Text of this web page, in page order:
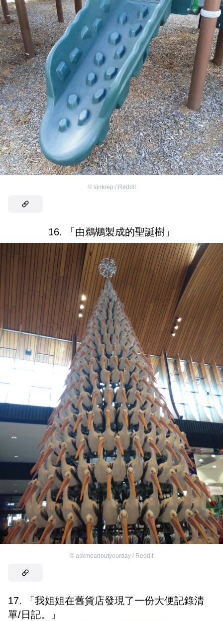
© sinkrep / Reddit
16. 「由鵜鶘製成的聖誕樹」
© askmeaboutyourday / Reddit
17. 「我姐姐在舊貨店發現了一份大便記錄清
單/日記。」